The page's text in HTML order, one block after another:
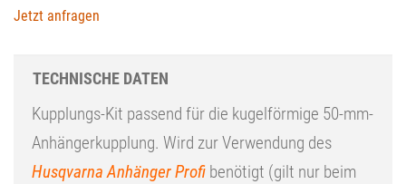
Jetzt anfragen
TECHNISCHE DATEN
Kupplungs-Kit passend für die kugelförmige 50-mm-
Anhängerkupplung. Wird zur Verwendung des
Husqvarna Anhänger Profi benötigt (gilt nur beim